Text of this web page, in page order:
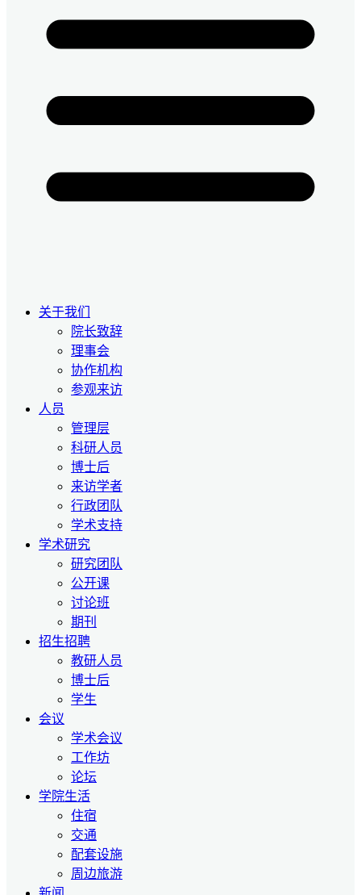
关于我们
院长致辞
理事会
协作机构
参观来访
人员
管理层
科研人员
博士后
来访学者
行政团队
学术支持
学术研究
研究团队
公开课
讨论班
期刊
招生招聘
教研人员
博士后
学生
会议
学术会议
工作坊
论坛
学院生活
住宿
交通
配套设施
周边旅游